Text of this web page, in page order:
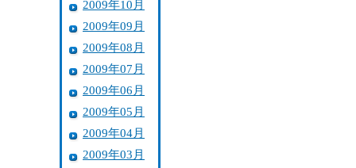
2009年10月
2009年09月
2009年08月
2009年07月
2009年06月
2009年05月
2009年04月
2009年03月